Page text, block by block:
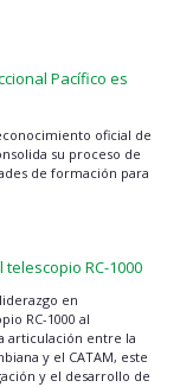
Pacífico es
oficial de
su proceso de
de formación para
RC-1000
en
RC-1000 al
articulación entre la
y el CATAM, este
y el desarrollo de